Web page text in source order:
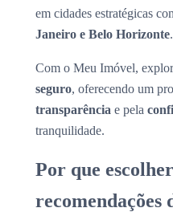
em cidades estratégicas
Janeiro e Belo Horizonte.
Com o Meu Imóvel,
seguro, oferecendo um
transparência e pela
tranquilidade.
Por que
recomendações